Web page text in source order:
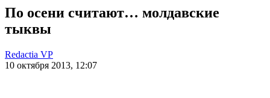
По осени считают… молдавские
тыквы
Redactia VP
10 октября 2013, 12:07